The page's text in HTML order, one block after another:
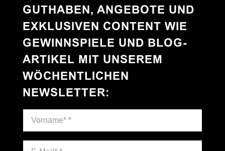
GUTHABEN, ANGEBOTE UND
EXKLUSIVEN CONTENT WIE
GEWINNSPIELE UND BLOG-
ARTIKEL MIT UNSEREM
WÖCHENTLICHEN
NEWSLETTER: